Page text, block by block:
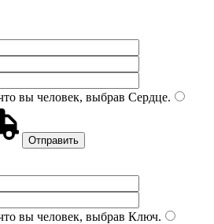
вы человек, выбрав Сердце.
вы человек, выбрав Ключ.